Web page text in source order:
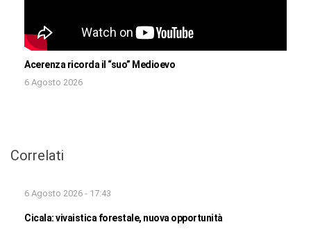
Acerenza ricorda il “suo” Medioevo
6 Agosto 2026
Correlati
6 Agosto 2026 - 17:43
Cicala: vivaistica forestale, nuova opportunità